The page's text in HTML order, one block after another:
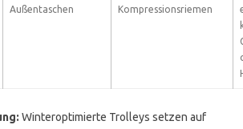
Außentaschen Kompressionsriemen
Winteroptimierte Trolleys setzen auf